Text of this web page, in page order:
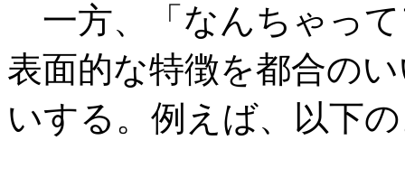
一方、「なんちゃっ
表面的な特徴を都合の
いする。例えば、以下